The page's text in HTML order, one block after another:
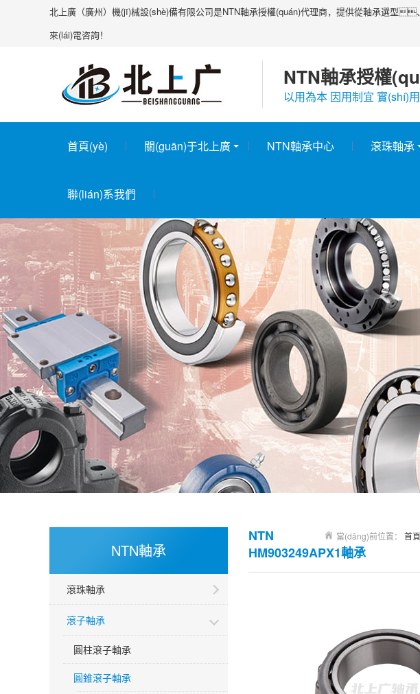
北上廣（廣州）機(jī)械設(shè)備有限公司是NTN軸承授權(quán)代理商，提供從軸承選
來(lái)電咨詢！
NTN軸承授權
以用為本 因用制宜 實(shí)
首頁(yè) 關(guān)于北上廣 NTN軸承中心 滾珠軸承
聯(lián)系我們
NTN軸承
滾珠軸承
滾子軸承
圓柱滾子軸承
圓錐滾子軸承
當(dāng)前位置： 首
NTN
HM903249APX1軸承